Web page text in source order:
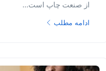
از صنعت چاپ است...
ادامه مطلب